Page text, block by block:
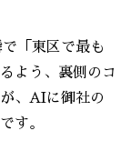
「東区で最も
よう、裏側のコ
、AIに御社の
す。